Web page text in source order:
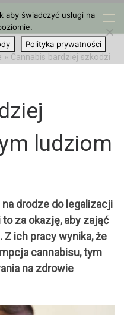
» Cannabis bardziej szkodzi
ludziom
drodze do legalizacji
za okazję, aby zająć
Z ich pracy wynika, że
cannabisu, tym
na zdrowie
aby świadczyć usługi na
Polityka prywatności